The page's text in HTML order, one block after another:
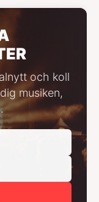
och koll
musiken,